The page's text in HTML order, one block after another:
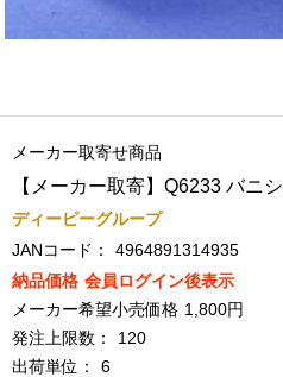
メーカー取寄せ商品
【メーカー取寄】Q6233 バニ
ディーピーグループ
JANコード：
4964891314935
納品価格 会員ログイン後表示
メーカー希望小売価格 1,800円
発注上限数：
120
出荷単位：
6